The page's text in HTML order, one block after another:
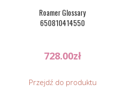
Roamer Glossary
650810414550
728.00zł
Przejdź do produktu